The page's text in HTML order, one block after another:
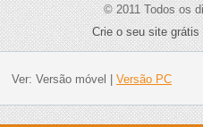
© 2011 Todos os
Crie o seu site grátis
Ver: Versão móvel Versão PC